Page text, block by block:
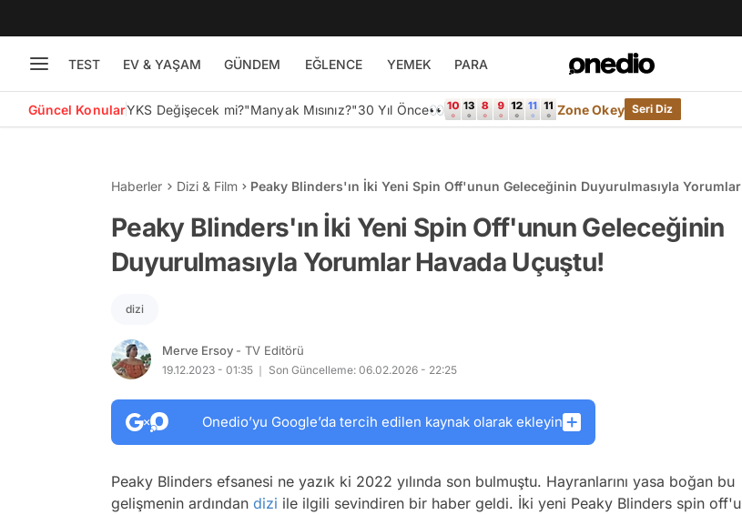
TEST EV & YAŞAM GÜNDEM EĞLENCE YEMEK PARA
Güncel KonularYKS Değişecek mi?"Manyak Mısınız?"30 Yıl Önce👀 Zone Okey Seri Diz
Haberler Dizi & Film
Peaky Blinders'ın İki Yeni Spin Off'unun Geleceğinin Duyurulmasıyla Yorumlar
Peaky Blinders'ın İki Yeni Spin Off'unun Geleceğinin
Duyurulmasıyla Yorumlar Havada Uçuştu!
dizi
Merve Ersoy - TV Editörü
19.12.2023 - 01:35 Son Güncelleme: 06.02.2026 - 22:25
Onedio’yu Google’da tercih edilen kaynak olarak ekleyin
Peaky Blinders efsanesi ne yazık ki 2022 yılında son bulmuştu. Hayranlarını yasa boğan bu
gelişmenin ardından dizi ile ilgili sevindiren bir haber geldi. İki yeni Peaky Blinders spin off'u